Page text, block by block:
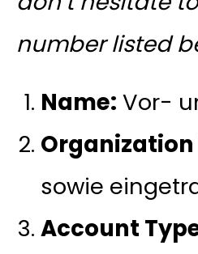
number listed
Name: Vor-
Organization
sowie
Account